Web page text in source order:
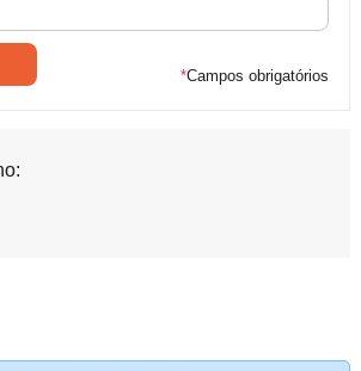
*Campos obrigatórios